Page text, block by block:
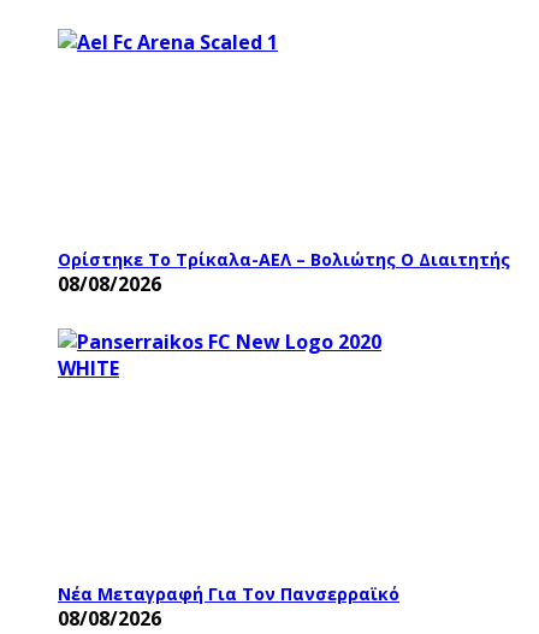
Ορίστηκε Το Τρίκαλα-ΑΕΛ – Βολιώτης Ο Διαιτητής
08/08/2026
Νέα Μεταγραφή Για Τον Πανσερραϊκό
08/08/2026